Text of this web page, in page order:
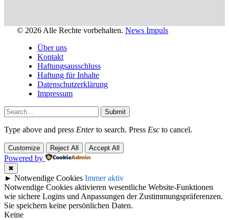
© 2026 Alle Rechte vorbehalten. News Impuls
Über uns
Kontakt
Haftungsausschluss
Haftung für Inhalte
Datenschutzerklärung
Impressum
Submit
Type above and press Enterto search. Press Esc to cancel.
Customize Reject All Accept All
Powered by
✖
► Notwendige Cookies Immer aktiv
Notwendige Cookies aktivieren wesentliche Website-Funktionen
wie sichere Logins und Anpassungen der Zustimmungspräferenzen.
Sie speichern keine persönlichen Daten.
Keine